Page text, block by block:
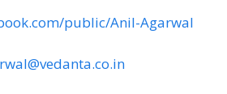
public/Anil-Agarwal